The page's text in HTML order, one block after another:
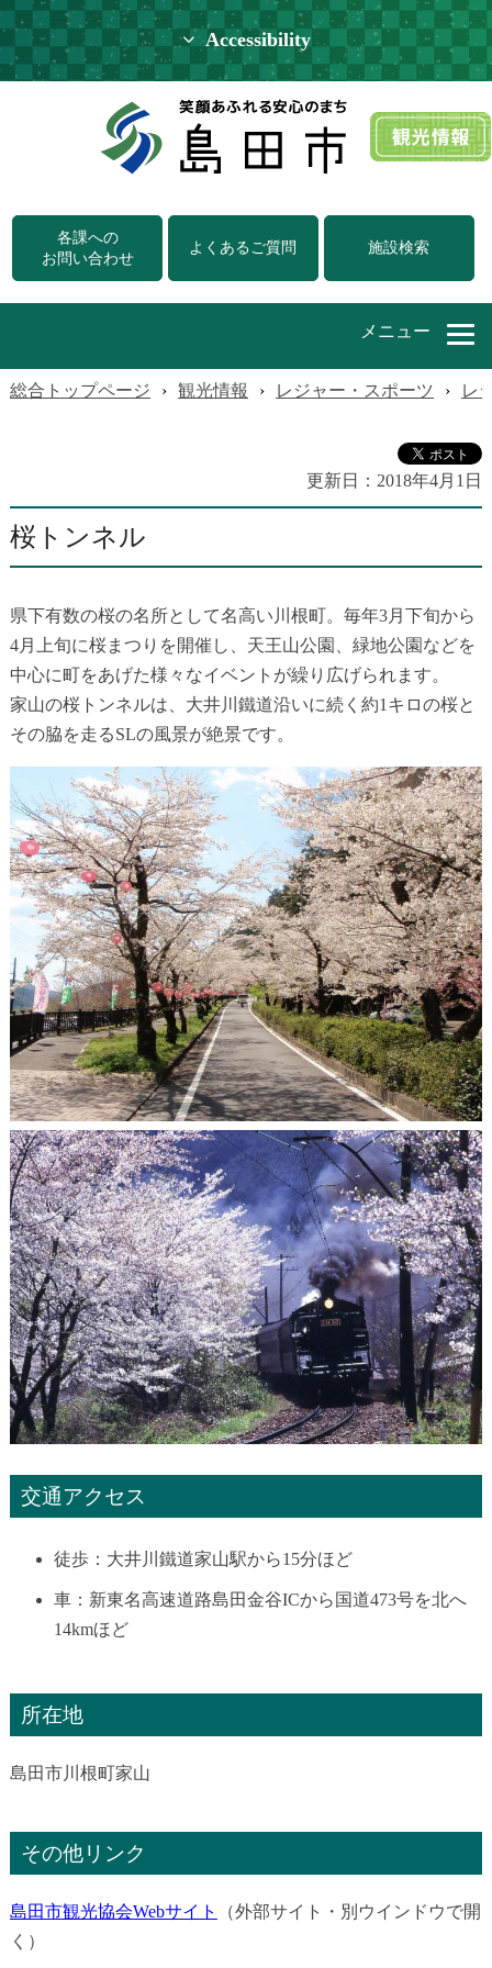
Accessibility
各課への
お問い合わせ
よくあるご質問 施設検索
メニュー
総合トップページ › 観光情報 › レジャー・スポーツ › レ
更新日： 2018年4月1日
桜トンネル
県下有数の桜の名所として名高い川根町。毎年3月下旬から
4月上旬に桜まつりを開催し、天王山公園、緑地公園などを
中心に町をあげた様々なイベントが繰り広げられます。
家山の桜トンネルは、大井川鐵道沿いに続く約1キロの桜と
その脇を走るSLの風景が絶景です。
交通アクセス
徒歩：大井川鐵道家山駅から15分ほど
車：新東名高速道路島田金谷ICから国道473号を北へ
14kmほど
所在地
島田市川根町家山
その他リンク
島田市観光協会Webサイト
（外部サイト・別ウインドウで開
く）